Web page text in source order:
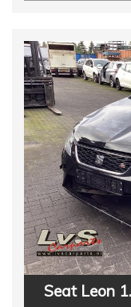
Seat Leon